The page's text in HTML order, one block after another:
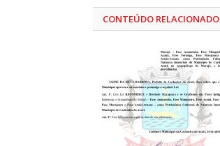
CONTEÚDO RELACIONADO